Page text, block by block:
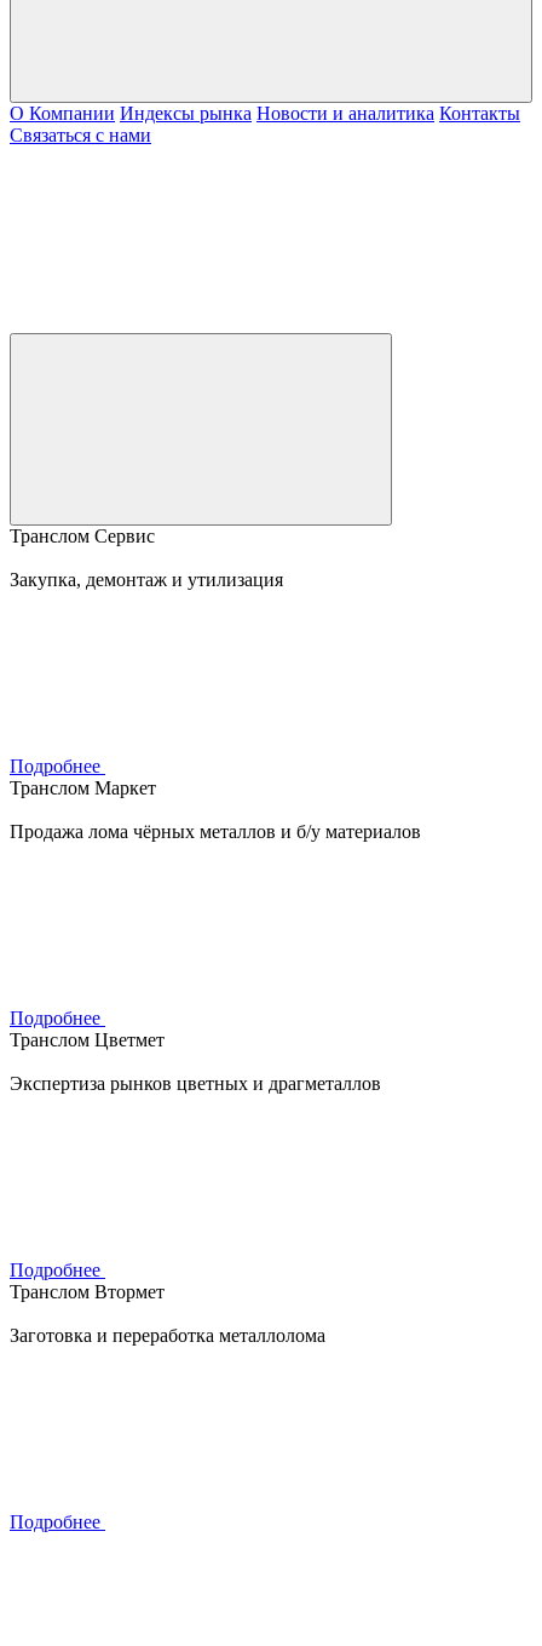
О Компании Индексы рынка Новости и аналитика Контакты
Связаться с нами
Транслом Сервис
Закупка, демонтаж и утилизация
Подробнее
Транслом Маркет
Продажа лома чёрных металлов и б/у материалов
Подробнее
Транслом Цветмет
Экспертиза рынков цветных и драгметаллов
Подробнее
Транслом Втормет
Заготовка и переработка металлолома
Подробнее